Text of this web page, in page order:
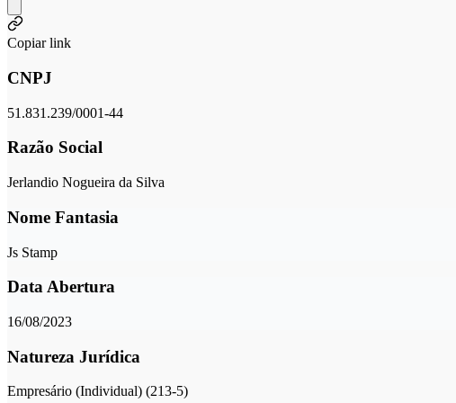
Copiar link
CNPJ
51.831.239/0001-44
Razão Social
Jerlandio Nogueira da Silva
Nome Fantasia
Js Stamp
Data Abertura
16/08/2023
Natureza Jurídica
Empresário (Individual) (213-5)